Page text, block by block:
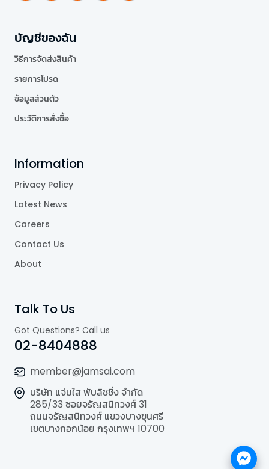
บัญชีของฉัน
วิธีการจัดส่งสินค้า
รายการโปรด
ข้อมูลส่วนตัว
ประวัติการสั่งซื้อ
Information
Privacy Policy
Latest News
Careers
Contact Us
About
Talk To Us
Got Questions? Call us
02-8404888
member@jamsai.com
บริษัท แจ่มใส พับลิชชิ่ง จำกัด
285/33 ซอยจรัญสนิทวงศ์ 31
ถนนจรัญสนิทวงศ์ แขวงบางขุนศรี
เขตบางกอกน้อย กรุงเทพฯ 10700